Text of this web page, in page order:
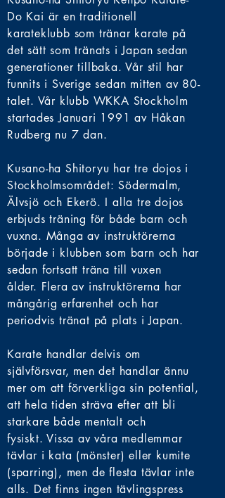
Do Kai är en traditionell
karateklubb som tränar karate på
det sätt som tränats i Japan sedan
generationer tillbaka. Vår stil har
funnits i Sverige sedan mitten av 80-
talet. Vår klubb WKKA Stockholm
startades Januari 1991 av Håkan
Rudberg nu 7 dan.
Kusano-ha Shitoryu har tre dojos i
Stockholmsområdet: Södermalm,
Älvsjö och Ekerö. I alla tre dojos
erbjuds träning för både barn och
vuxna. Många av instruktörerna
började i klubben som barn och har
sedan fortsatt träna till vuxen
ålder. Flera av instruktörerna har
mångårig erfarenhet och har
periodvis tränat på plats iJapan.
Karate handlar delvis om
självförsvar, men det handlar ännu
mer om att förverkliga sin potential,
att hela tiden sträva efter att bli
starkare både mentalt och
fysiskt.Vissa av våra medlemmar
tävlar i kata (mönster) eller kumite
(sparring), men de flesta tävlar inte
alls. Det finns ingen tävlingspress